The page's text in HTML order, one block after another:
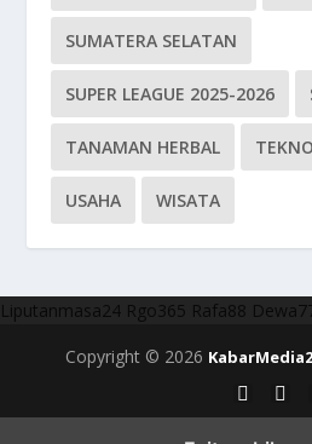
SUMATERA SELATAN
SUPER LEAGUE 2025-2026
TANAMAN HERBAL
USAHA WISATA
Liputanmasa24 Rgo365 Rafa88
Copyright © 2026